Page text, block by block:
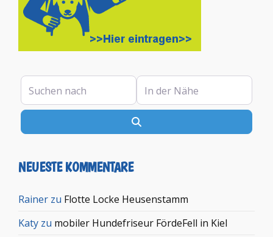
Suchen nach In der Nähe
NEUESTE KOMMENTARE
Rainer zu Flotte Locke Heusenstamm
Katy zu mobiler Hundefriseur FördeFell in Kiel